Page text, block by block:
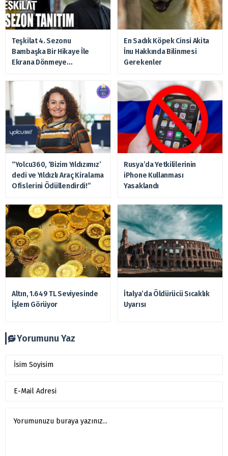
Teşkilat 4. Sezonu
Bambaşka Bir Hikaye İle
Ekrana Dönmeye
En Sadık Köpek Cinsi Akita
İnu Hakkında Bilinmesi
Gerekenler
“Yolcu360, ‘Bizim Yıldızımız’
dedi ve Yıldızlı Araç Kiralama
Ofislerini Ödüllendirdi!”
Rusya’da Yetkililerinin
iPhone Kullanması
Yasaklandı
Altın, 1.649 TL Seviyesinde
İşlem Görüyor
İtalya’da Öldürücü Sıcaklık
Uyarısı
Yorumunu Yaz